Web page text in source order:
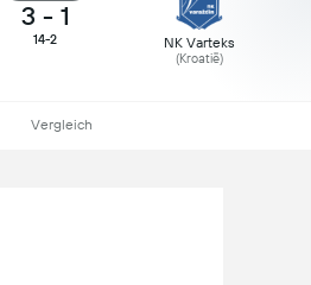
3 - 1
14-2 NK Varteks
(Kroatië)
Vergleich